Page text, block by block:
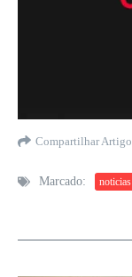
Compartilhar Artigo
Marcado: noticias